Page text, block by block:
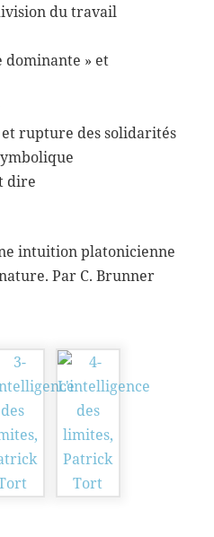
du travail
dominante » et
rupture des solidarités
dire
intuition platonicienne
Par C. Brunner